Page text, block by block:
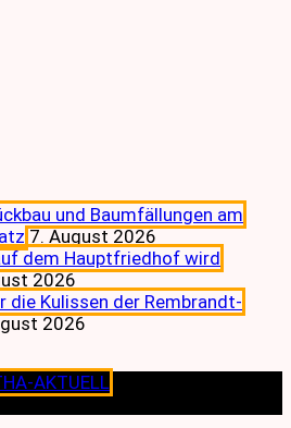
und Baumfällungen am
7. August 2026
dem Hauptfriedhof wird
2026
die Kulissen der Rembrandt-
2026
AKTUELL